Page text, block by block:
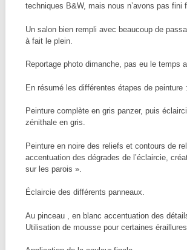
techniques B&W, mais nous n’avons pas fini
Un salon bien rempli avec beaucoup de
à fait le plein.
Reportage photo dimanche, pas eu le temps
En résumé les différentes étapes de peinture :
Peinture complète en gris panzer, puis
zénithale en gris.
Peinture en noire des reliefs et contours de
accentuation des dégrades de l’éclaircie,
sur les parois ».
Éclaircie des différents panneaux.
Au pinceau , en blanc accentuation des
Utilisation de mousse pour certaines éraillures.